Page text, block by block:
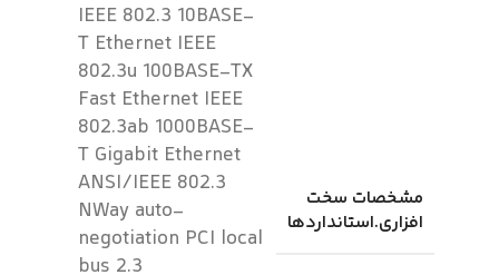
مشخصات سخت
افزاری.استانداردها
IEEE 802.3 10BASE-
T Ethernet IEEE
802.3u 100BASE-TX
Fast Ethernet IEEE
802.3ab 1000BASE-
T Gigabit Ethernet
ANSI/IEEE 802.3
NWay auto-
negotiation PCI local
bus 2.3